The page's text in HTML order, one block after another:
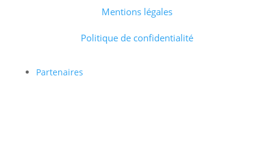
Mentions légales
Politique de confidentialité
Partenaires